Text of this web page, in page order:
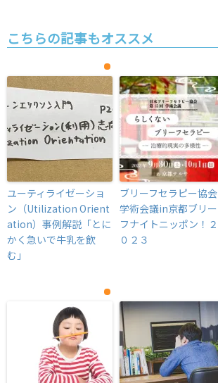
こちらの記事もオススメ
ユーティライゼーショ
ン（Utilization Orient
ation）事例解説「とに
かく急いで牛乳を飲
む」
ブリーフセラピー協会
学術会議in京都ブリー
フナイトニッポン！２
０２３